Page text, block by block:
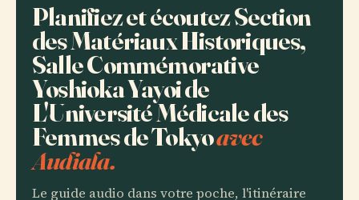
Planifiez et écoutez Section
des Matériaux Historiques,
Salle Commémorative
Yoshioka Yayoi de
L'Université Médicale des
Femmes de Tokyoavec
Audiala.
Le guide audio dans votre poche, l'itinéraire